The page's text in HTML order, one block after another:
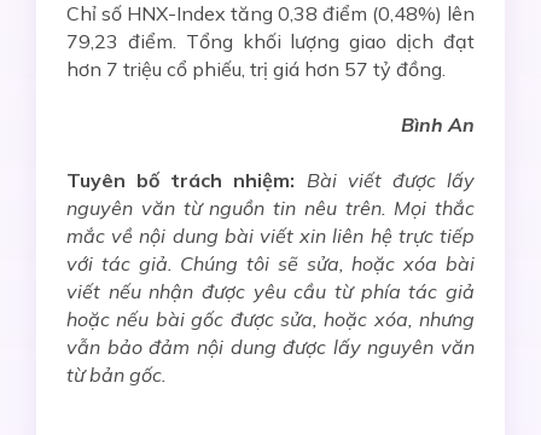
Chỉ số HNX-Index tăng 0,38 điểm (0,48%) lên
79,23 điểm. Tổng khối lượng giao dịch đạt
hơn 7 triệu cổ phiếu, trị giá hơn 57 tỷ đồng.
Bình An
Tuyên bố trách nhiệm: Bài viết được lấy
nguyên văn từ nguồn tin nêu trên. Mọi thắc
mắc về nội dung bài viết xin liên hệ trực tiếp
với tác giả. Chúng tôi sẽ sửa, hoặc xóa bài
viết nếu nhận được yêu cầu từ phía tác giả
hoặc nếu bài gốc được sửa, hoặc xóa, nhưng
vẫn bảo đảm nội dung được lấy nguyên văn
từ bản gốc.